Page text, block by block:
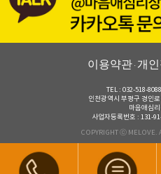
이용약관· 개
TEL : 032-518-
인천광역시 부평구 경인
마음애심
사업자등록번호 : 131-
COPYRIGHT ⓒ MELOVE.